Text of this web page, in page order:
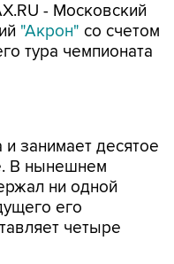
- Московский
"Акрон" со счетом
тура чемпионата
занимает десятое
В нынешнем
ни одной
его
четыре